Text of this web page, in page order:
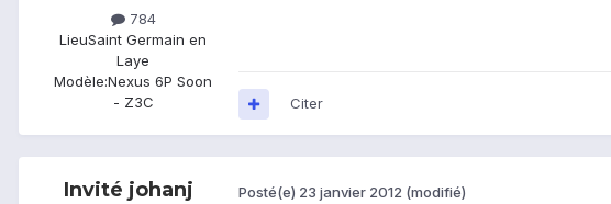
784
LieuSaint Germain en
Laye
Modèle:Nexus 6P Soon
- Z3C
Citer
Invité johanj Posté(e) 23 janvier 2012 (modifié)